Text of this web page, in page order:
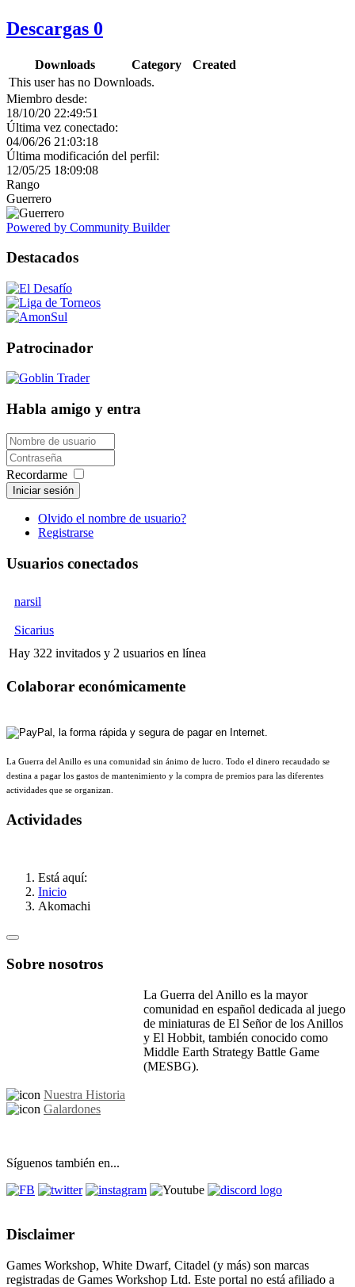
Descargas 0
Downloads Category
Created
This user has no Downloads.
Miembro desde:
18/10/20 22:49:51
Última vez conectado:
04/06/26 21:03:18
Última modificación del perfil:
12/05/25 18:09:08
Rango
Guerrero
Powered by Community Builder
Destacados
Patrocinador
Habla amigo y entra
Recordarme
Iniciar sesión
Olvido el nombre de usuario?
Registrarse
Usuarios conectados
narsil
Sicarius
Hay 322 invitados y 2 usuarios en línea
Colaborar económicamente
La Guerra del Anillo es una comunidad sin ánimo de lucro. Todo el dinero recaudado se
destina a pagar los gastos de mantenimiento y la compra de premios para las diferentes
actividades que se organizan.
Actividades
Está aquí:
Inicio
Akomachi
Sobre nosotros
La Guerra del Anillo es la mayor
comunidad en español dedicada al juego
de miniaturas de El Señor de los Anillos
y El Hobbit, también conocido como
Middle Earth Strategy Battle Game
(MESBG).
Nuestra Historia
Galardones
Síguenos también en...
Disclaimer
Games Workshop, White Dwarf, Citadel (y más) son marcas
registradas de Games Workshop Ltd. Este portal no está afiliado a